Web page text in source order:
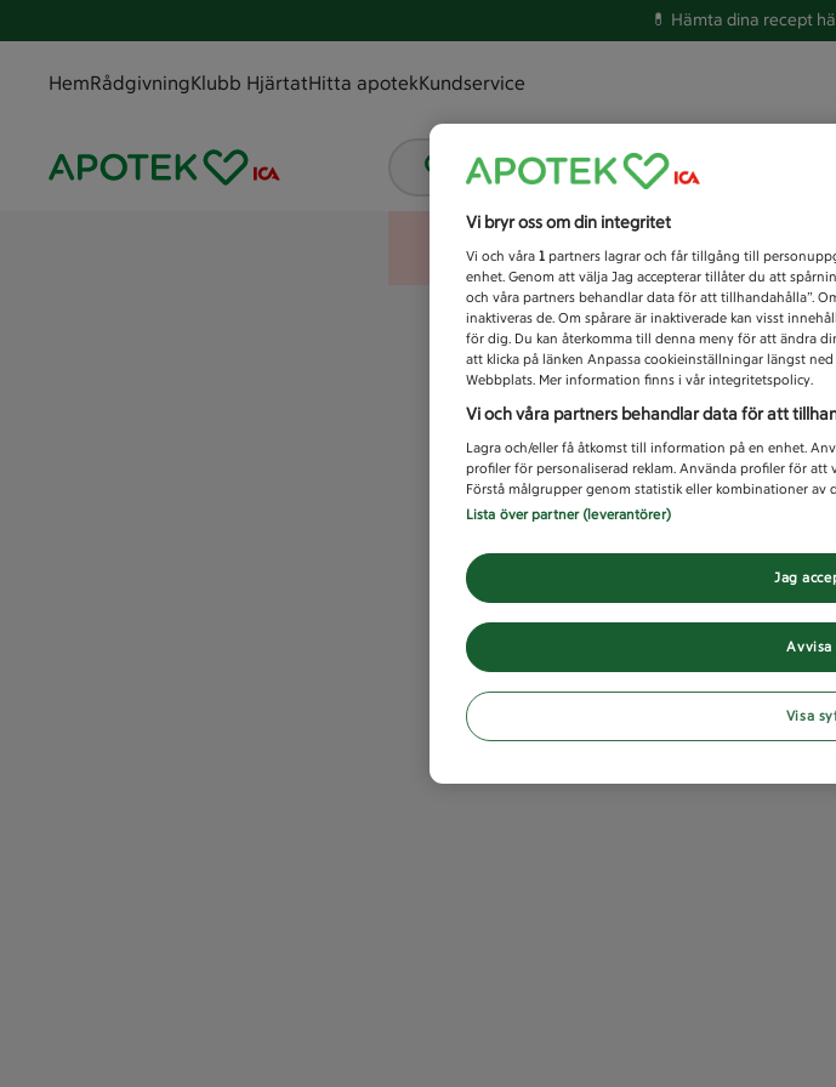
💊 Hämta dina recept
HemRådgivningKlubb HjärtatHitta apotekKundservice
Vad letar du efter idag?
Vi bryr oss om din integritet
Vi och våra 1 partners lagrar och får tillgång till
enhet. Genom att välja Jag accepterar tillåter du att
och våra partners behandlar data för att tillhandahålla”.
inaktiveras de. Om spårare är inaktiverade kan visst
för dig. Du kan återkomma till denna meny för att ändra
att klicka på länken Anpassa cookieinställningar längst
Webbplats. Mer information finns i vår integritetspolicy.
Vi och våra partners behandlar data för att
Lagra och/eller få åtkomst till information på en enhet.
profiler för personaliserad reklam. Använda profiler för att
Förstå målgrupper genom statistik eller kombinationer av
Lista över partner (leverantörer)
Avvisa
Jag
Visa